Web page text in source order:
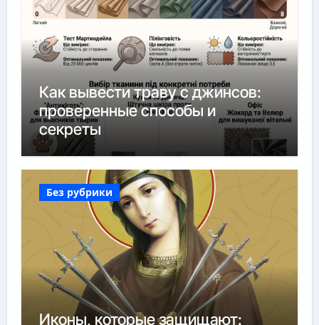
Как вывести траву с джинсов:
проверенные способы и
секреты
Без рубрики
Иконы, которые защищают: